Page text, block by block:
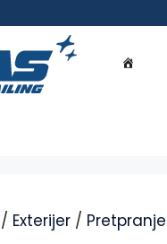
/ Exterijer / Pretpranje